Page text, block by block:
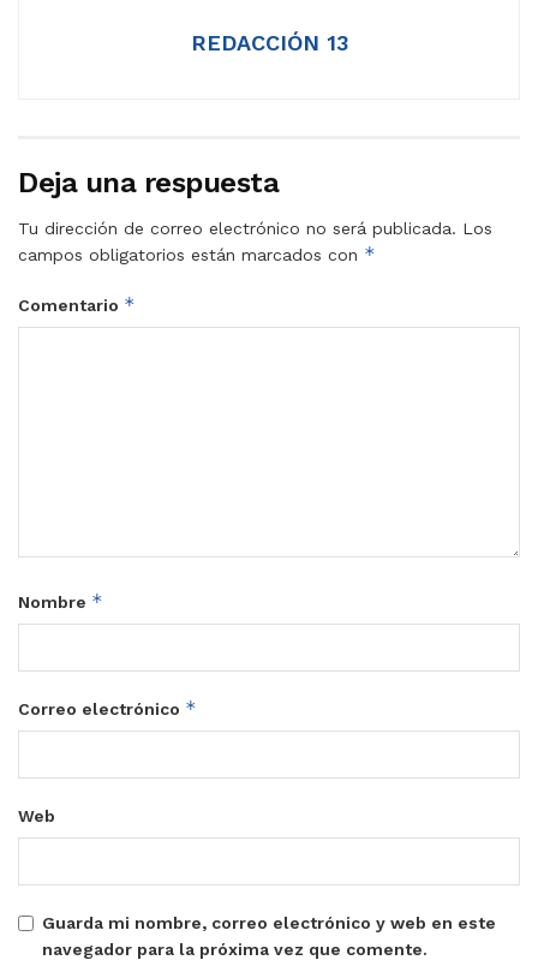
REDACCIÓN 13
Deja una respuesta
Tu dirección de correo electrónico no será publicada. Los
campos obligatorios están marcados con *
Comentario *
Nombre *
Correo electrónico *
Web
Guarda mi nombre, correo electrónico y web en este
navegador para la próxima vez que comente.